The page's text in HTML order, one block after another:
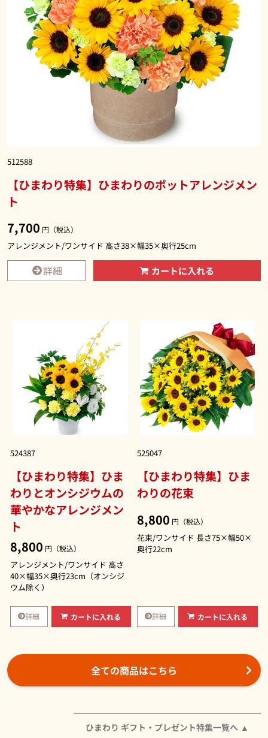
512588
【ひまわり特集】ひまわりのポットアレンジメン
ト
7,700 円（税込）
アレンジメント/ワンサイド 高さ38×幅35×奥行25cm
詳細 カートに入れる
524387
【ひまわり特集】ひま
わりとオンシジウムの
華やかなアレンジメン
ト
8,800 円（税込）
アレンジメント/ワンサイド 高さ
40×幅35×奥行23cm（オンシジ
ウム除く）
詳細 カートに入れる
525047
【ひまわり特集】ひま
わりの花束
8,800 円（税込）
花束/ワンサイド 長さ75×幅50×
奥行22cm
詳細 カートに入れる
全ての商品はこちら
ひまわり ギフト・プレゼント特集一覧へ